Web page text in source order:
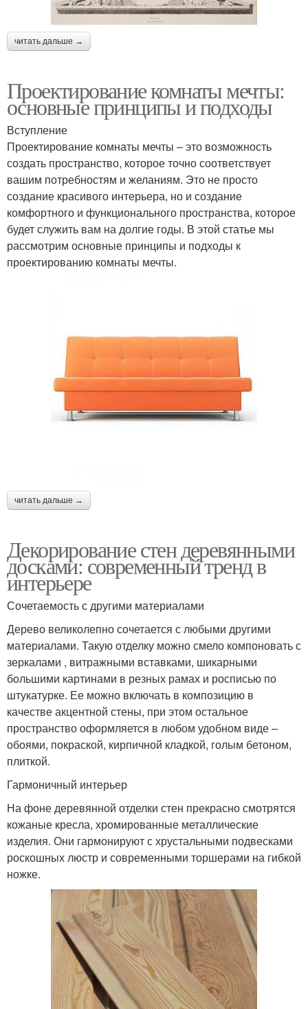
читать дальше →
Проектирование комнаты мечты:
основные принципы и подходы
Вступление
Проектирование комнаты мечты – это возможность
создать пространство, которое точно соответствует
вашим потребностям и желаниям. Это не просто
создание красивого интерьера, но и создание
комфортного и функционального пространства, которое
будет служить вам на долгие годы. В этой статье мы
рассмотрим основные принципы и подходы к
проектированию комнаты мечты.
читать дальше →
Декорирование стен деревянными
досками: современный тренд в
интерьере
Сочетаемость с другими материалами
Дерево великолепно сочетается с любыми другими
материалами. Такую отделку можно смело компоновать с
зеркалами , витражными вставками, шикарными
большими картинами в резных рамах и росписью по
штукатурке. Ее можно включать в композицию в
качестве акцентной стены, при этом остальное
пространство оформляется в любом удобном виде –
обоями, покраской, кирпичной кладкой, голым бетоном,
плиткой.
Гармоничный интерьер
На фоне деревянной отделки стен прекрасно смотрятся
кожаные кресла, хромированные металлические
изделия. Они гармонируют с хрустальными подвесками
роскошных люстр и современными торшерами на гибкой
ножке.